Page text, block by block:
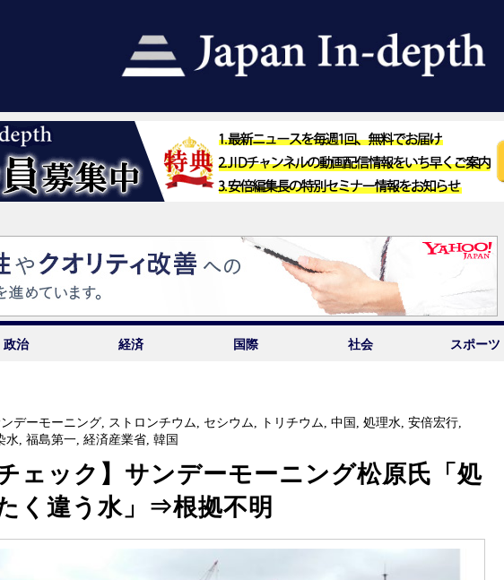
政治 経済 国際 社会 スポーツ
デーモーニング, ストロンチウム, セシウム, トリチウム,中国 ,処理水,安倍宏行,
水, 福島第一, 経済産業省, 韓国
ェック】サンデーモーニング松原氏「処
く違う水」⇒根拠不明